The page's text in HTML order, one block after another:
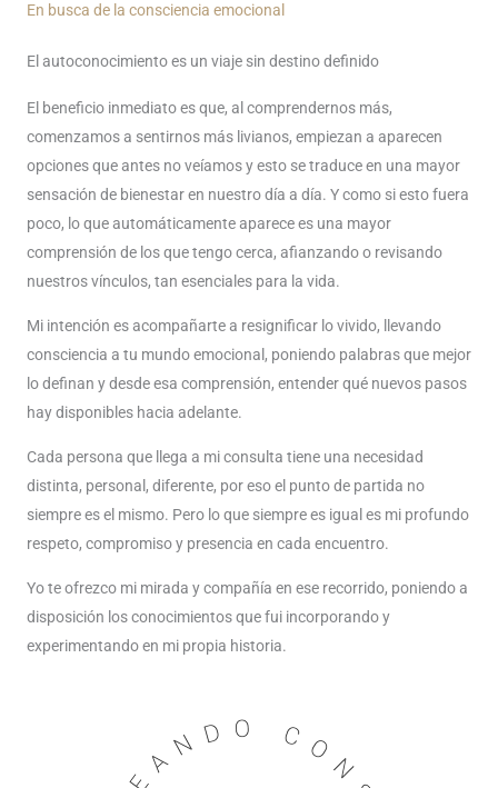
En busca de la consciencia emocional
El autoconocimiento es un viaje sin destino definido
El beneficio inmediato es que, al comprendernos más,
comenzamos a sentirnos más livianos, empiezan a aparecen
opciones que antes no veíamos y esto se traduce en una mayor
sensación de bienestar en nuestro día a día. Y como si esto fuera
poco, lo que automáticamente aparece es una mayor
comprensión de los que tengo cerca, afianzando o revisando
nuestros vínculos, tan esenciales para la vida.
Mi intención es acompañarte a resignificar lo vivido, llevando
consciencia a tu mundo emocional, poniendo palabras que mejor
lo definan y desde esa comprensión, entender qué nuevos pasos
hay disponibles hacia adelante.
Cada persona que llega a mi consulta tiene una necesidad
distinta, personal, diferente, por eso el punto de partida no
siempre es el mismo. Pero lo que siempre es igual es mi profundo
respeto, compromiso y presencia en cada encuentro.
Yo te ofrezco mi mirada y compañía en ese recorrido, poniendo a
disposición los conocimientos que fui incorporando y
experimentando en mi propia historia.